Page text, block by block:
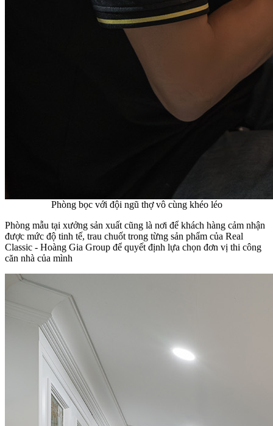
Phòng bọc với đội ngũ thợ vô cùng khéo léo
Phòng mẫu tại xưởng sản xuất cũng là nơi để khách hàng cảm nhận
được mức độ tinh tế, trau chuốt trong từng sản phẩm của Real
Classic - Hoàng Gia Group để quyết định lựa chọn đơn vị thi công
căn nhà của mình